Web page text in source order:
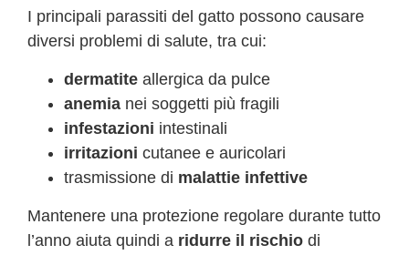
I principali parassiti del gatto possono causare
diversi problemi di salute, tra cui:
dermatite allergica da pulce
anemia nei soggetti più fragili
infestazioni intestinali
irritazioni cutanee e auricolari
trasmissione di malattie infettive
Mantenere una protezione regolare durante tutto
l’anno aiuta quindi a ridurre il rischio di